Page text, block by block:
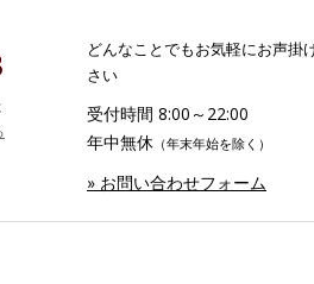
どんなことでもお気軽にお声掛
さい
受付時間 8:00～22:00
年中無休 （年末年始を除く）
» お問い合わせフォーム